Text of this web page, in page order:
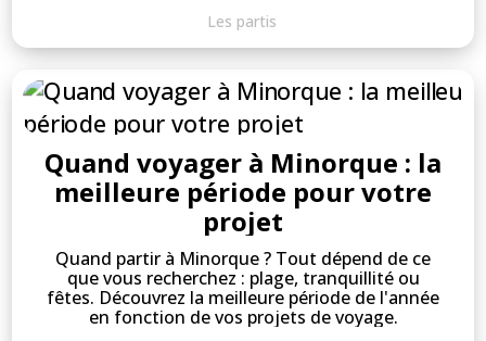
Les partis
Quand voyager à Minorque : la
meilleure période pour votre
projet
Quand partir à Minorque ? Tout dépend de ce
que vous recherchez : plage, tranquillité ou
fêtes. Découvrez la meilleure période de l'année
en fonction de vos projets de voyage.